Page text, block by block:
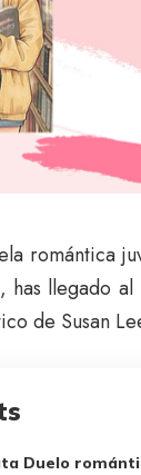
romántica
has llegado
de Susan
Duelo